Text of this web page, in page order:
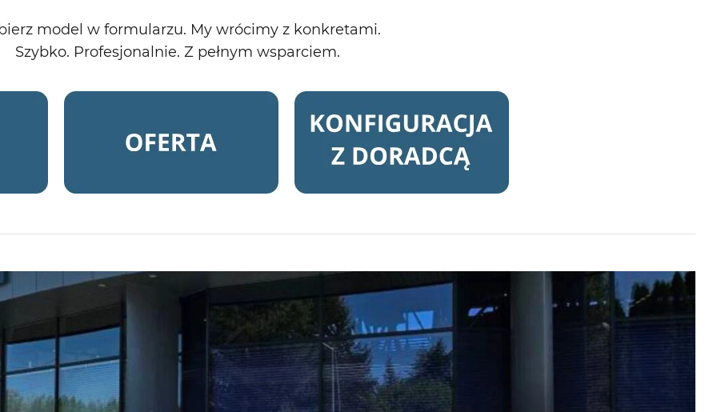
model w formularzu. My wrócimy z konkretami.
Szybko. Profesjonalnie. Z pełnym wsparciem.